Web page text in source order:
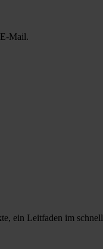
Mail.
ein Leitfaden im